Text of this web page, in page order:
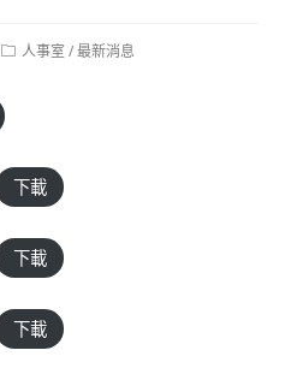
Post人事室 / 最新消息
下載
下載
下載